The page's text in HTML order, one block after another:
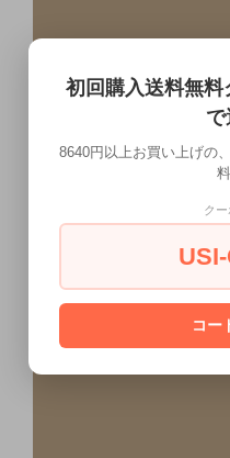
初回購入送料無
で
8640円以上お買い上げの
ク
コー